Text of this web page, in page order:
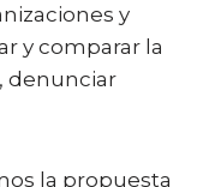
y
y comparar la
denunciar
la propuesta